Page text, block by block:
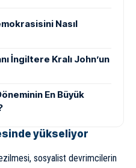
Nasıl
İngiltere Kralı John’un
En Büyük
yükseliyor
ezilmesi, sosyalist devrimcilerin